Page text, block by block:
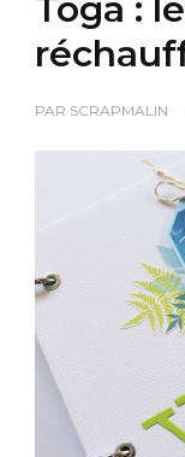
Toga :
PAR SCRAPMALIN